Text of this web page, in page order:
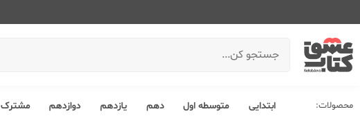
محصولات: ابتدایی متوسطه اول دهم یازدهم دوازدهم مشترک